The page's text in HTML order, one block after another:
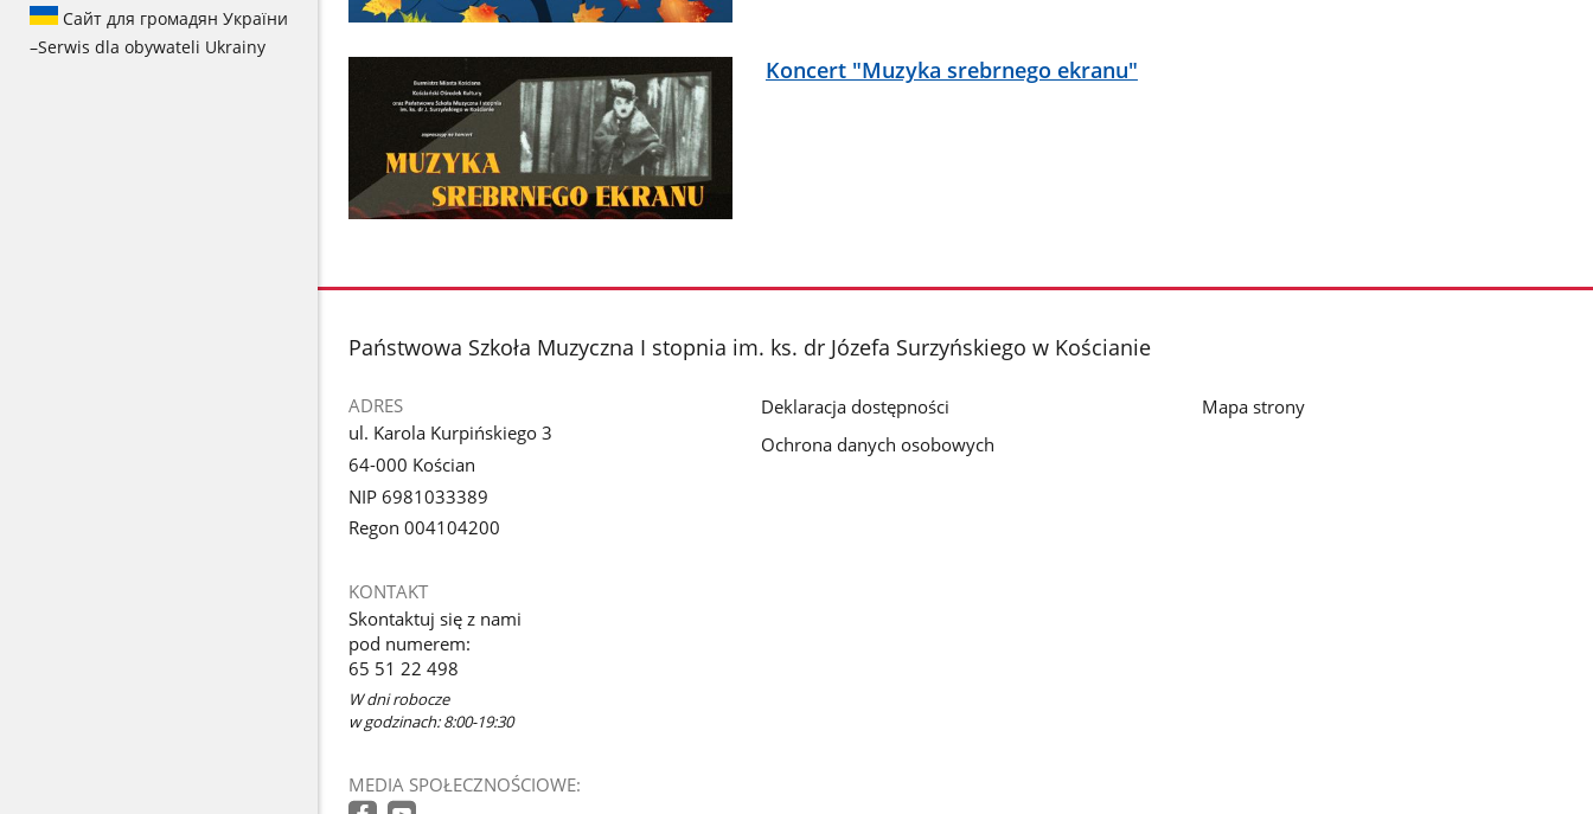
Сайт для громадян України
–Serwis dla obywateli Ukrainy
Koncert "Muzyka srebrnego ekranu"
stopka
Państwowa Szkoła Muzyczna I stopnia im. ks. dr Józefa Surzyńskiego w Kościanie
ADRES
ul. Karola Kurpińskiego 3
64-000 Kościan
NIP 6981033389
Regon 004104200
KONTAKT
Skontaktuj się z nami
pod numerem:
65 51 22 498
W dni robocze
w godzinach: 8:00-19:30
MEDIA SPOŁECZNOŚCIOWE:
Deklaracja dostępności
Ochrona danych osobowych
Mapa strony